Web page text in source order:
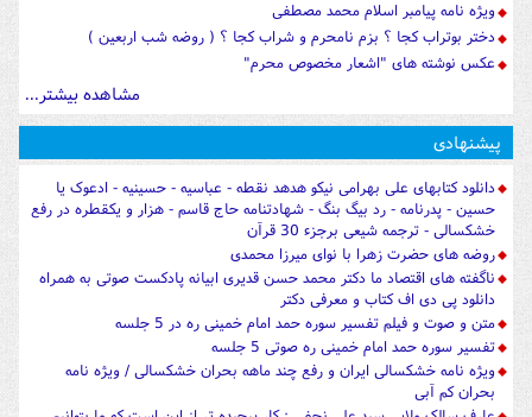
ویژه نامه پیامبر اسلام محمد مصطفی
دختر بوتراب کجا ؟ بزم نامحرم و شراب کجا ؟ ( روضه شب اربعین )
عکس نوشته های "اشعار مخصوص محرم"
مشاهده بیشتر...
پیشنهادی
دانلود کتابهای علی بهرامی نیکو هدهد نقطه - عباسیه - حسینیه - ادعوک یا
حسین - پدرنامه - رد بیگ بنگ - شهادتنامه حاج قاسم - هزار و یکقطره در رفع
خشکسالی - ترجمه شیعی برجزء 30 قرآن
روضه های حضرت زهرا با نوای میرزا محمدی
ناگفته های اقتصاد ما دکتر محمد حسن قدیری ابیانه پادکست صوتی به همراه
دانلود پی دی اف کتاب و معرفی دکتر
متن و صوت و فیلم تفسیر سوره حمد امام خمینی ره در 5 جلسه
تفسیر سوره حمد امام خمینی ره صوتی 5 جلسه
ویژه نامه خشکسالی ایران و رفع چند ماهه بحران خشکسالی / ویژه نامه
بحران کم آبی